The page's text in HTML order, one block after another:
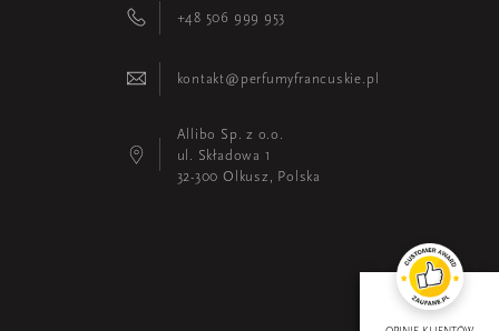
+48 506 999 953
kontakt@perfumyfrancuskie.pl
Allibo Sp. z o.o.
ul. Składowa 1
32-300 Olkusz, Polska